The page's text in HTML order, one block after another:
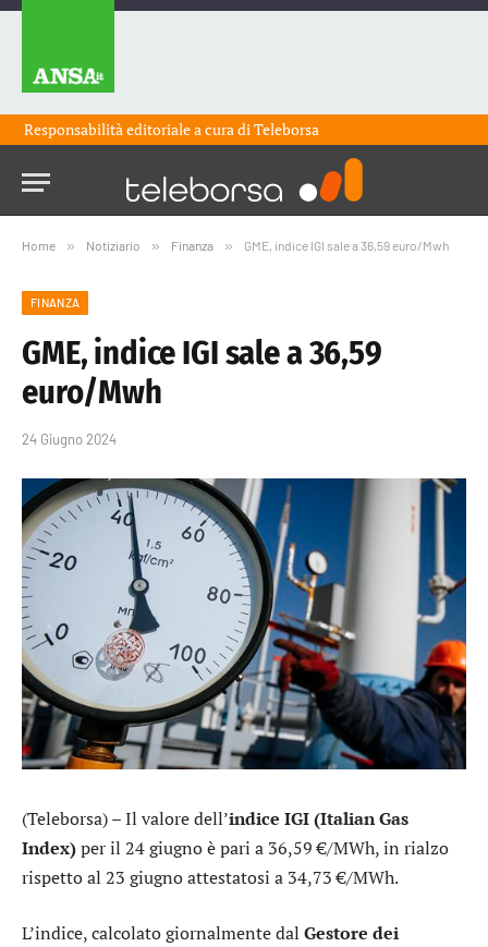
Responsabilità editoriale a cura diTeleborsa
Home » Notiziario » Finanza » GME, indice IGI sale a 36,59 euro/Mwh
FINANZA
GME, indice IGI sale a 36,59
euro/Mwh
24 Giugno 2024
(Teleborsa) – Il valore dell’indice IGI (Italian Gas
Index)per il 24 giugno è pari a 36,59 €/MWh, in rialzo
rispetto al 23 giugno attestatosi a 34,73 €/MWh.
L’indice, calcolato giornalmente dal Gestore dei